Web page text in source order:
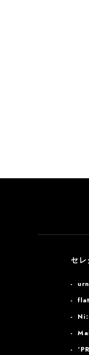
セ